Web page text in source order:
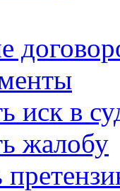
иск в
жалобу